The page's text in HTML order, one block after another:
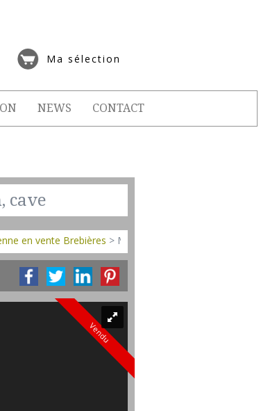
Ma sélection
NEWS CONTACT
cave
en vente Brebières > Maison ancienne VM607
Vendu